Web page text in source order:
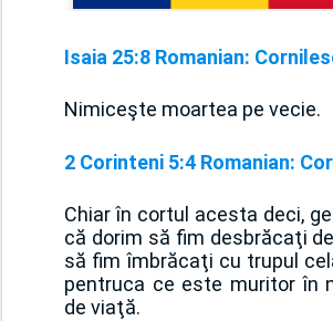
Isaia 25:8 Romanian:
Nimiceşte moartea pe vecie.
2 Corinteni 5:4 Romanian:
Chiar în cortul acesta deci,
că dorim să fim desbrăcaţi
să fim îmbrăcaţi cu trupul
pentruca ce este muritor în
de viaţă.